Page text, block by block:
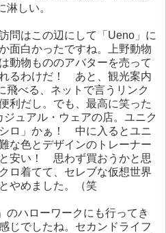
しい。
問はこの辺にして「Ueno」に
面白かったですね。上野動物
動物もののアバターを売って
るわけだ！ あと、観光案内
飛べる、ネットで言うリンク
利だし。でも、最高に笑った
ュアル・ウェアの店。ユニク
ロ」かぁ！ 中に入るとユニ
な色とデザインのトレーナー
安い！ 思わず買おうかと思
ロ着てて、セレブな仮想世界
やめました。（笑
のハローワークにも行ってき
じでしたね。セカンドライフ